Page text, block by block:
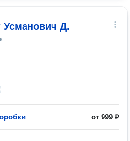
Усманович Д.
от 999 ₽